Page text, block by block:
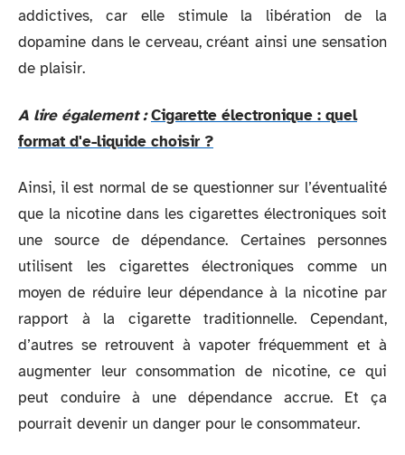
addictives, car elle stimule la libération de la
dopamine dans le cerveau, créant ainsi une sensation
de plaisir.
A lire également : Cigarette électronique : quel
format d'e-liquide choisir ?
Ainsi, il est normal de se questionner sur l’éventualité
que la nicotine dans les cigarettes électroniques soit
une source de dépendance. Certaines personnes
utilisent les cigarettes électroniques comme un
moyen de réduire leur dépendance à la nicotine par
rapport à la cigarette traditionnelle. Cependant,
d’autres se retrouvent à vapoter fréquemment et à
augmenter leur consommation de nicotine, ce qui
peut conduire à une dépendance accrue. Et ça
pourrait devenir un danger pour le consommateur.